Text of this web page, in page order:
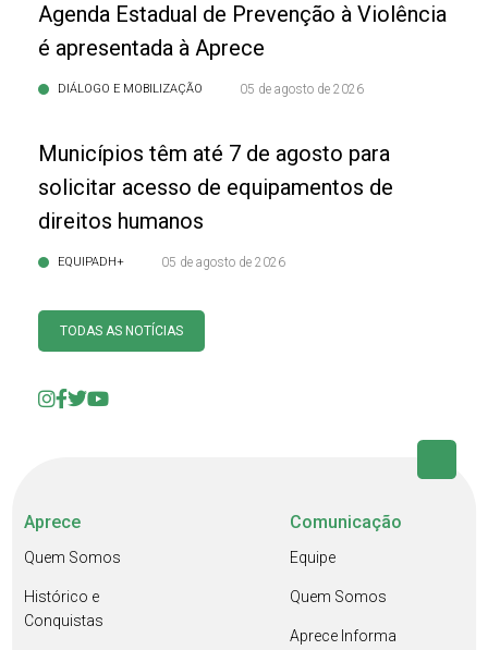
Agenda Estadual de Prevenção à Violência
é apresentada à Aprece
DIÁLOGO E MOBILIZAÇÃO 05 de agosto de 2026
Municípios têm até 7 de agosto para
solicitar acesso de equipamentos de
direitos humanos
EQUIPADH+ 05 de agosto de 2026
TODAS AS NOTÍCIAS
Aprece
Quem Somos
Histórico e
Conquistas
Comunicação
Equipe
Quem Somos
Aprece Informa